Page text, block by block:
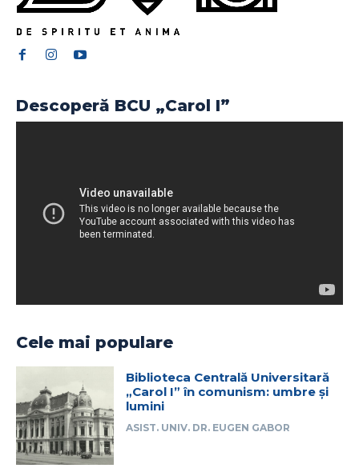
Descoperă BCU „Carol I”
Cele mai populare
Biblioteca Centrală Universitară
„Carol I” în comunism: umbre și
lumini
ASIST. UNIV. DR. EUGEN GABOR